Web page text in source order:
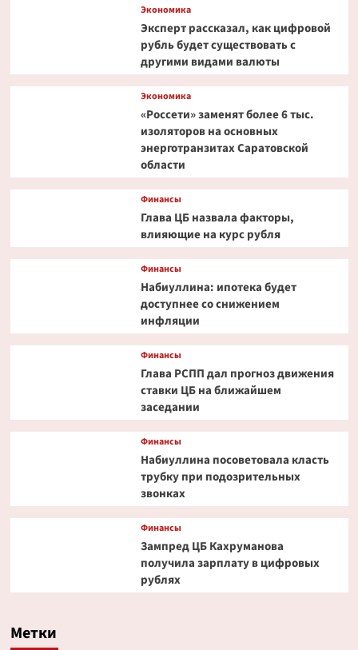
Экономика
Эксперт рассказал, как цифровой
рубль будет существовать с
другими видами валюты
Экономика
«Россети» заменят более 6 тыс.
изоляторов на основных
энерготранзитах Саратовской
области
Финансы
Глава ЦБ назвала факторы,
влияющие на курс рубля
Финансы
Набиуллина: ипотека будет
доступнее со снижением
инфляции
Финансы
Глава РСПП дал прогноз движения
ставки ЦБ на ближайшем
заседании
Финансы
Набиуллина посоветовала класть
трубку при подозрительных
звонках
Финансы
Зампред ЦБ Кахруманова
получила зарплату в цифровых
рублях
Метки